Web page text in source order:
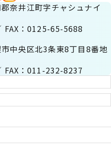
奈井江町字チャシュナイ
：0125-65-5688
中央区北3条東8丁目8番地
：011-232-8237